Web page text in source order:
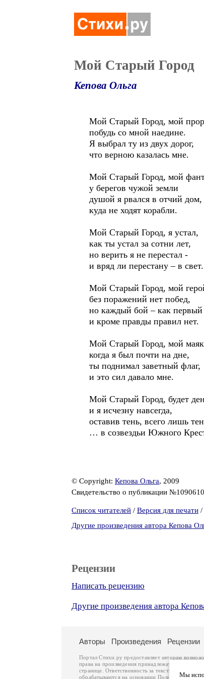
Мой Старый Город
Кепова Ольга
Мой Старый Город, мой
побудь со мной наедине.
Я выбрал ту из двух дорог,
что верною казалась мне.
Мой Старый Город, мой
у берегов чужой земли
душой я рвался в отчий дом,
куда не ходят корабли.
Мой Старый Город, я устал,
как ты устал за сотни лет,
но верить я не перестал -
и вряд ли перестану – в свет.
Мой Старый Город, мой
без поражений нет побед,
но каждый бой – как первый
и кроме правды правил нет.
Мой Старый Город, мой
когда я был почти на дне,
ты поднимал заветный флаг,
и это сил давало мне.
Мой Старый Город, будет
и я исчезну навсегда,
оставив тень, всего лишь
… в созвездьи Южного
© Copyright: Кепова Ольга, 2009
Свидетельство о публикации
Список читателей / Версия для печати /
Другие произведения автора Кепова
Рецензии
Написать рецензию
Другие произведения автора
Мы
Авторы Произведения Рецензии
Портал Стихи.ру предоставляет авторам
права на произведения принадлежат авторам и
странице. Ответственность за тексты
обрабатываются на основании Политики